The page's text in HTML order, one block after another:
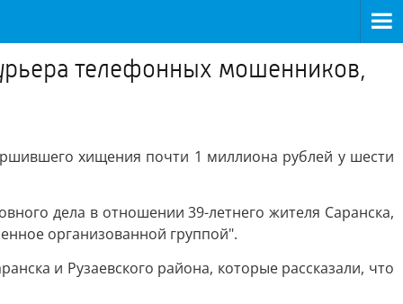
телефонных мошенников,
хищения почти 1 миллиона рублей у шести
дела в отношении 39-летнего жителя Саранска,
организованной группой".
и Рузаевского района, которые рассказали, что